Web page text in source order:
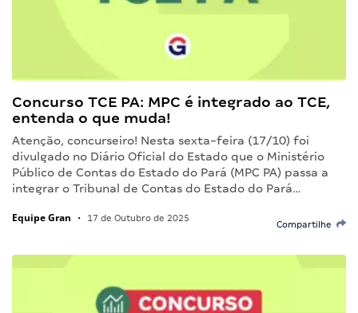
Concurso TCE PA: MPC é integrado ao TCE,
entenda o que muda!
Atenção, concurseiro! Nesta sexta-feira (17/10) foi
divulgado no Diário Oficial do Estado que o Ministério
Público de Contas do Estado do Pará (MPC PA) passa a
integrar o Tribunal de Contas do Estado do Pará…
Equipe Gran • 17 de Outubro de 2025
Compartilhe